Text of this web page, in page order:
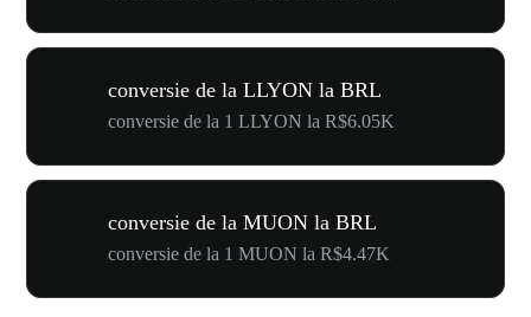
conversie de la LLYON la BRL
conversie de la 1 LLYON la R$6.05K
conversie de la MUON la BRL
conversie de la 1 MUON la R$4.47K